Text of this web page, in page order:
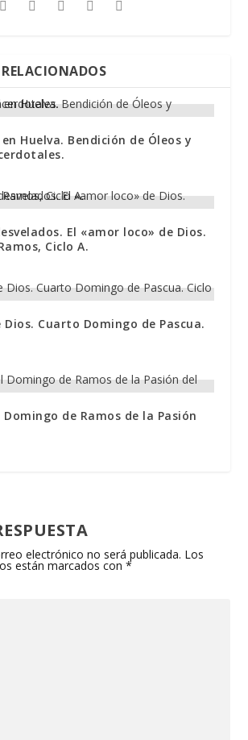
Huelva. Bendición de Óleos y
El «amor loco» de Dios.
Ciclo A.
Dios. Cuarto Domingo de Pascua.
de Ramos de la Pasión
electrónico no será publicada. Los
están marcados con*